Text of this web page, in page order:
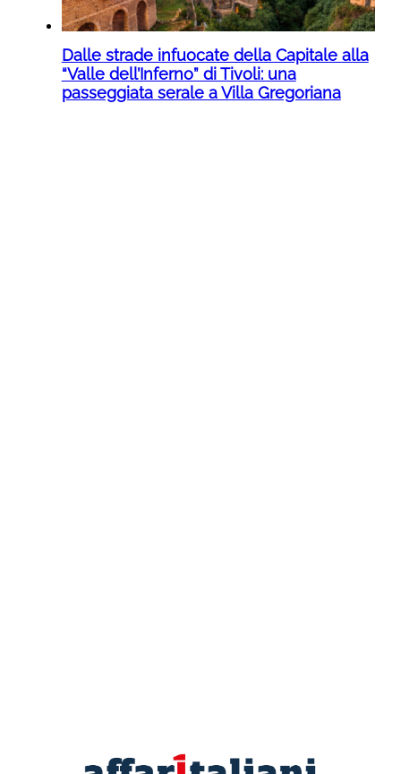
Dalle strade infuocate della Capitale alla
“Valle dell’Inferno” di Tivoli: una
passeggiata serale a Villa Gregoriana